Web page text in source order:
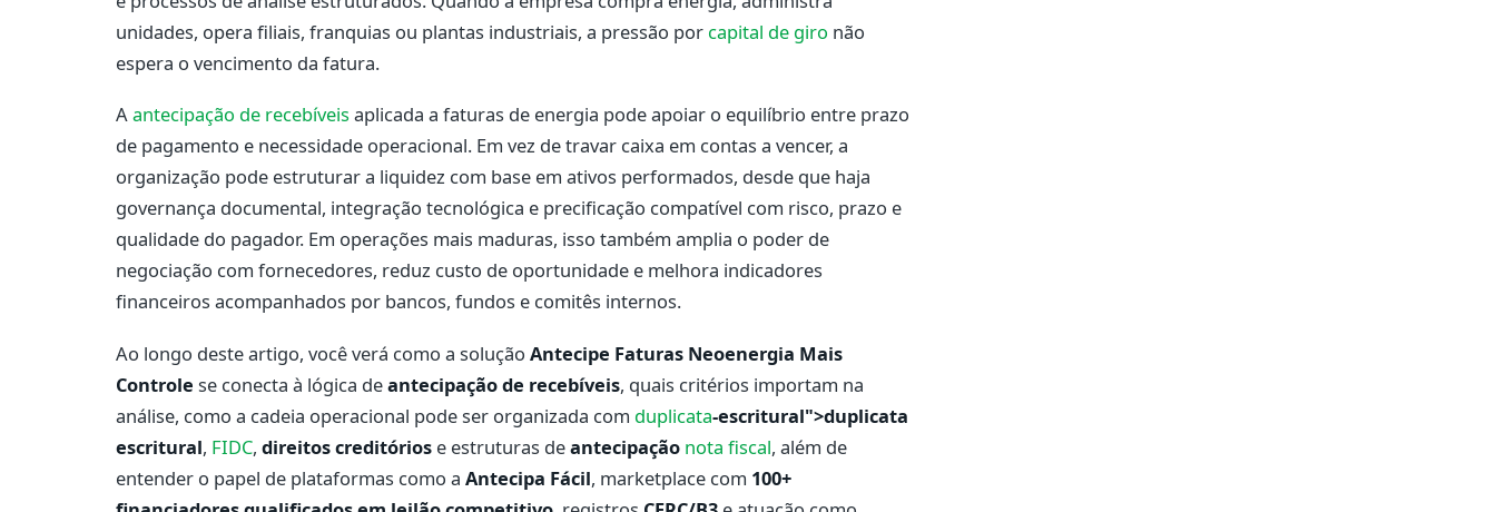
unidades, opera filiais, franquias ou plantas industriais, a pressão por capital de giro não
espera o vencimento da fatura.
Aantecipação de recebíveis aplicada a faturas de energia pode apoiar o equilíbrio entre prazo
de pagamento e necessidade operacional. Em vez de travar caixa em contas a vencer, a
organização pode estruturar a liquidez com base em ativos performados, desde que haja
governança documental, integração tecnológica e precificação compatível com risco, prazo e
qualidade do pagador. Em operações mais maduras, isso também amplia o poder de
negociação com fornecedores, reduz custo de oportunidade e melhora indicadores
financeiros acompanhados por bancos, fundos e comitês internos.
Ao longo deste artigo, você verá como a solução Antecipe Faturas Neoenergia Mais
Controle se conecta à lógica deantecipação de recebíveis, quais critérios importam na
análise, como a cadeia operacional pode ser organizada com duplicata-escritural">duplicata
escritural, FIDC, direitos creditórios e estruturas deantecipação nota fiscal, além de
entender o papel de plataformas como a Antecipa Fácil, marketplace com 100+